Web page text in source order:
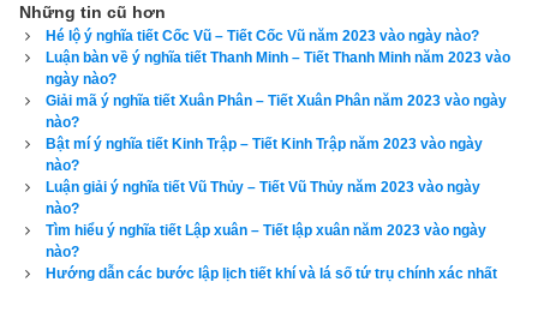
Những tin cũ hơn
Hé lộ ý nghĩa tiết Cốc Vũ – Tiết Cốc Vũ năm 2023 vào ngày nào?
Luận bàn về ý nghĩa tiết Thanh Minh – Tiết Thanh Minh năm 2023 vào
ngày nào?
Giải mã ý nghĩa tiết Xuân Phân – Tiết Xuân Phân năm 2023 vào ngày
nào?
Bật mí ý nghĩa tiết Kinh Trập – Tiết Kinh Trập năm 2023 vào ngày
nào?
Luận giải ý nghĩa tiết Vũ Thủy – Tiết Vũ Thủy năm 2023 vào ngày
nào?
Tìm hiểu ý nghĩa tiết Lập xuân – Tiết lập xuân năm 2023 vào ngày
nào?
Hướng dẫn các bước lập lịch tiết khí và lá số tứ trụ chính xác nhất